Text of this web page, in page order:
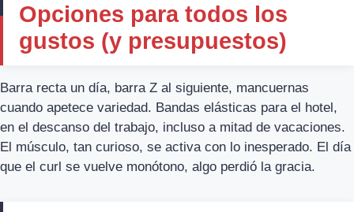
Opciones para todos los
gustos (y presupuestos)
Barra recta un día, barra Z al siguiente, mancuernas
cuando apetece variedad. Bandas elásticas para el hotel,
en el descanso del trabajo, incluso a mitad de vacaciones.
El músculo, tan curioso, se activa con lo inesperado. El día
que el curl se vuelve monótono, algo perdió la gracia.